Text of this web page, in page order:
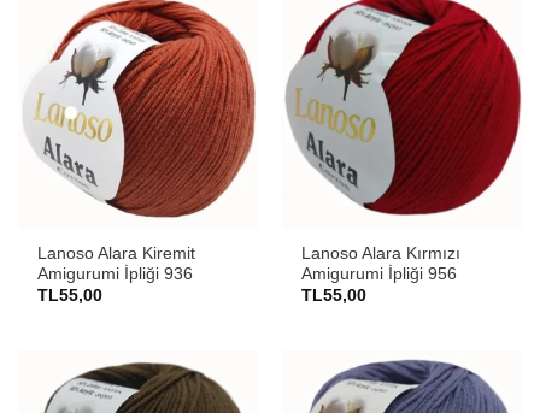
Lanoso Alara Kiremit
Amigurumi İpliği 936
TL55,00
Lanoso Alara Kırmızı
Amigurumi İpliği 956
TL55,00